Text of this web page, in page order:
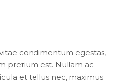
condimentum egestas,
pretium est. Nullam ac
et tellus nec, maximus